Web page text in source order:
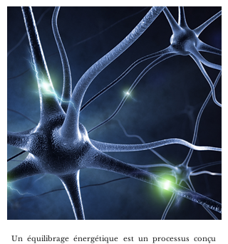
Un équilibrage énergétique est un processus conçu